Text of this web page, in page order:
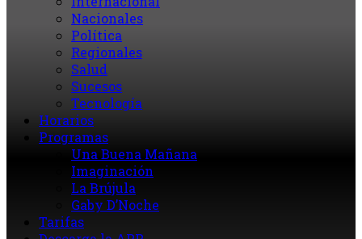
Nacionales
Política
Regionales
Salud
Sucesos
Tecnología
Horarios
Programas
Una Buena Mañana
Imaginación
La Brújula
Gaby D’Noche
Tarifas